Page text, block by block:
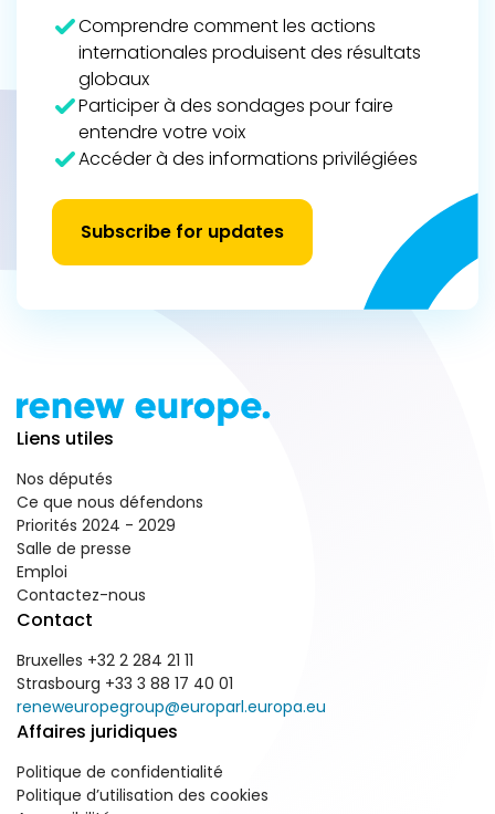
Comprendre comment les actions
internationales produisent des résultats
globaux
Participer à des sondages pour faire
entendre votre voix
Accéder à des informations privilégiées
Subscribe for updates
Liens utiles
Nos députés
Ce que nous défendons
Priorités 2024 - 2029
Salle de presse
Emploi
Contactez-nous
Contact
Bruxelles +32 2 284 21 11
Strasbourg +33 3 88 17 40 01
reneweuropegroup@europarl.europa.eu
Affaires juridiques
Politique de confidentialité
Politique d’utilisation des cookies